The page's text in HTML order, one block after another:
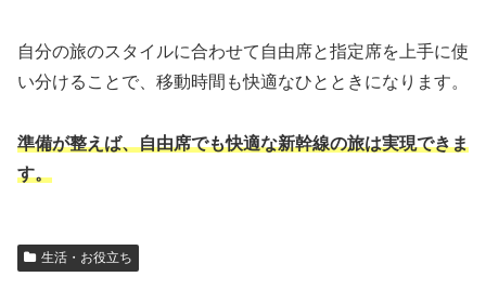
自分の旅のスタイルに合わせて自由席と指定席を上手に使
い分けることで、移動時間も快適なひとときになります。
準備が整えば、自由席でも快適な新幹線の旅は実現できま
す。
生活・お役立ち